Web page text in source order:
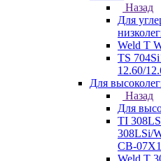
Назад
Для
Weld T
TS
12.60/
Для
Назад
Для
TI
308LSi/
СВ-
Weld T